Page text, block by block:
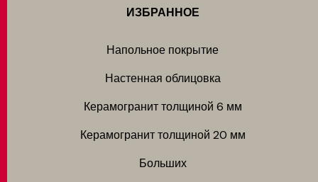
ИЗБРАННОЕ
Напольное покрытие
Настенная облицовка
Керамогранит толщиной 6 мм
Керамогранит толщиной 20 мм
Больших